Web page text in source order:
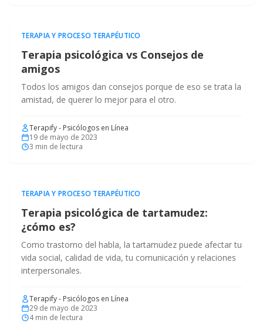
TERAPIA Y PROCESO TERAPÉUTICO
Terapia psicológica vs Consejos de
amigos
Todos los amigos dan consejos porque de eso se trata la
amistad, de querer lo mejor para el otro.
Terapify - Psicólogos en Línea
19 de mayo de 2023
3 min de lectura
TERAPIA Y PROCESO TERAPÉUTICO
Terapia psicológica de tartamudez:
¿cómo es?
Como trastorno del habla, la tartamudez puede afectar tu
vida social, calidad de vida, tu comunicación y relaciones
interpersonales.
Terapify - Psicólogos en Línea
29 de mayo de 2023
4min de lectura